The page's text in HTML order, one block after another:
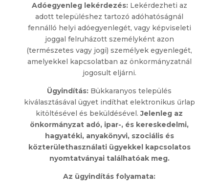
Adóegyenleg lekérdezés:Lekérdezheti az
adott településhez tartozó adóhatóságnál
fennálló helyi adóegyenlegét, vagy képviseleti
joggal felruházott személyként azon
(természetes vagy jogi) személyek egyenlegét,
amelyekkel kapcsolatban az önkormányzatnál
jogosult eljárni.
Ügyindítás: Bükkaranyos település
kiválasztásával ügyet indíthat elektronikus űrlap
kitöltésével és beküldésével. Jelenleg az
önkormányzat adó, ipar-, és kereskedelmi,
hagyatéki, anyakönyvi, szociális és
közterülethasználati ügyekkel kapcsolatos
nyomtatványai találhatóak meg.
Az ügyindítás folyamata: